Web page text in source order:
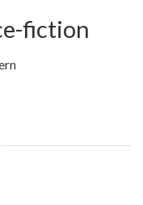
fiction